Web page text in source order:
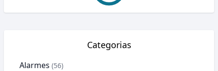
Categorias
Alarmes (56)